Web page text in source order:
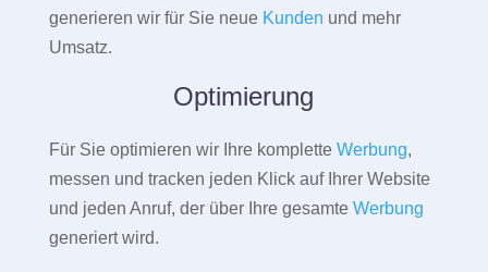
generieren wir für Sie neue Kunden und mehr
Umsatz.
Optimierung
Für Sie optimieren wir Ihre komplette Werbung,
messen und tracken jeden Klick auf Ihrer Website
und jeden Anruf, der über Ihre gesamte Werbung
generiert wird.